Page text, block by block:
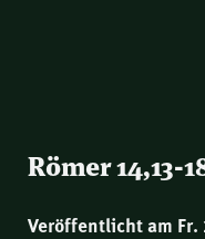
Römer 14,13-
Veröffentlicht am